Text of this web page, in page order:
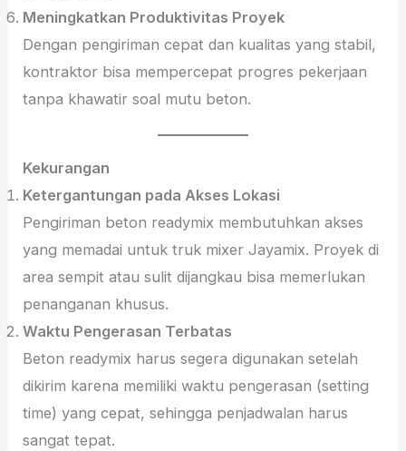
Meningkatkan Produktivitas Proyek
Dengan pengiriman cepat dan kualitas yang stabil,
kontraktor bisa mempercepat progres pekerjaan
tanpa khawatir soal mutu beton.
Kekurangan
Ketergantungan pada Akses Lokasi
Pengiriman beton readymix membutuhkan akses
yang memadai untuk truk mixer Jayamix. Proyek di
area sempit atau sulit dijangkau bisa memerlukan
penanganan khusus.
Waktu Pengerasan Terbatas
Beton readymix harus segera digunakan setelah
dikirim karena memiliki waktu pengerasan (setting
time) yang cepat, sehingga penjadwalan harus
sangat tepat.